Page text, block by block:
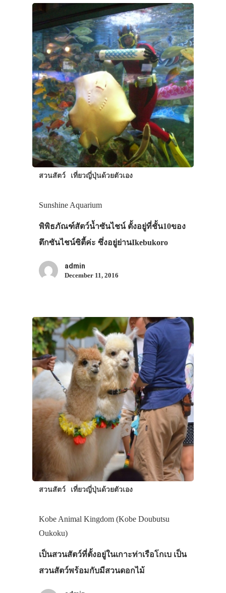
สวนสัตว์ เที่ยวญี่ปุ่นด้วยตัวเอง
Sunshine Aquarium
พิพิธภัณฑ์สัตว์น้ำซันไชน์ ตั้งอยู่ที่ชั้น10ของ
ตึกซันไชน์ซิตี้ค่ะ ซึ่งอยู่ย่านIkebukoro
admin
December 11, 2016
สวนสัตว์ เที่ยวญี่ปุ่นด้วยตัวเอง
Kobe Animal Kingdom (Kobe Doubutsu
Oukoku)
เป็นสวนสัตว์ที่ตั้งอยู่ในเกาะท่าเรือโกเบ เป็น
สวนสัตว์พร้อมกับมีสวนดอกไม้